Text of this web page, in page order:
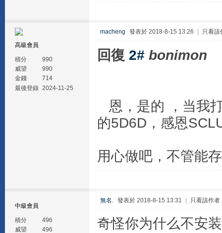
高級會員
積分
990
威望
990
金錢
714
最後登錄 2024-11-25
macheng 發表於 2018-8-15 13:26 只看該
回復 2# bonimon
恩，是的 ，当我
的5D6D，感恩
用心做吧，不管能
中級會員
積分
496
威望
496
無名. 發表於 2018-8-15 13:31 只看該作者
奇怪你为什么不安